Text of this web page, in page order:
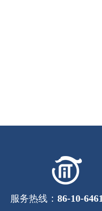
服务热线： 86-10-